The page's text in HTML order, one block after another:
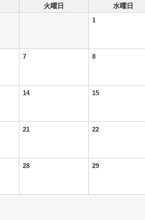
火曜日 水曜日
1
7 8
14 15
21 22
28 29